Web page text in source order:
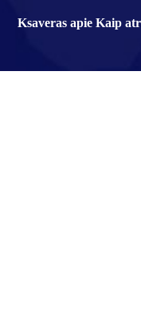
Ksaveras apieKaip